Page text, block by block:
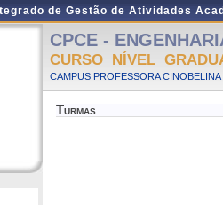
de Gestão de Atividades
CPCE -
CURSO NÍVEL
CAMPUS PROFESSORA CINOBELINA
Turmas